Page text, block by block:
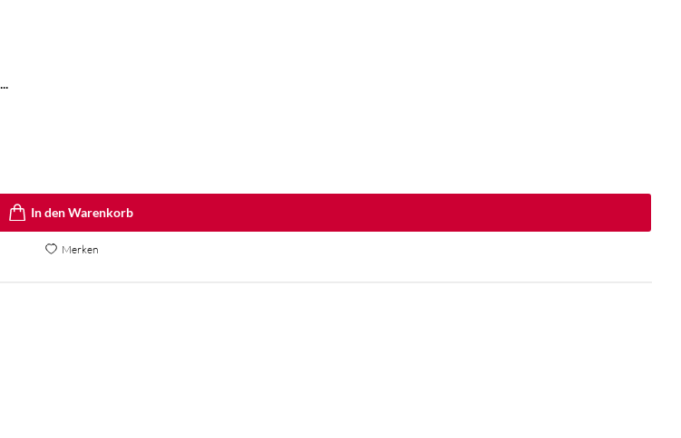
In den Warenkorb
Merken